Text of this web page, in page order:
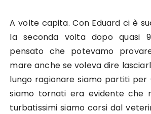
A volte capita. Con Eduard ci è
la seconda volta dopo quasi
pensato che potevamo
mare anche se voleva dire
lungo ragionare siamo partiti per
siamo tornati era evidente che
turbatissimi siamo corsi dal